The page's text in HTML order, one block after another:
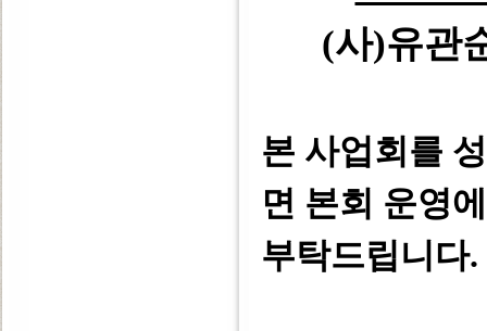
(사)유관
본 사업회를
면 본회 운영
부탁드립니다.